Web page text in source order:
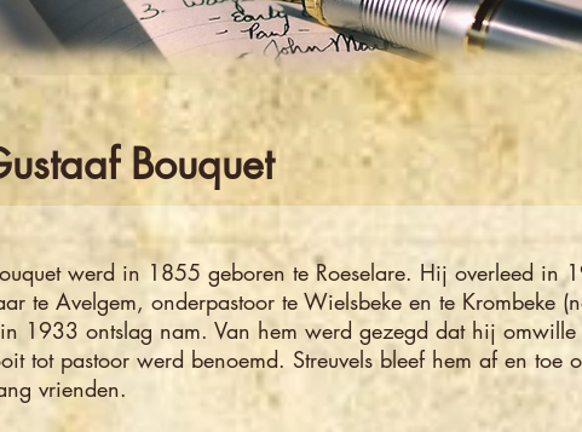
Bouquet
werd in 1855 geboren te Roeselare. Hij overleed in
te Avelgem, onderpastoor te Wielsbeke en te Krombeke
1933 ontslag nam. Van hem werd gezegd dat hij
tot pastoor werd benoemd. Streuvels bleef hem af en toe
vrienden.